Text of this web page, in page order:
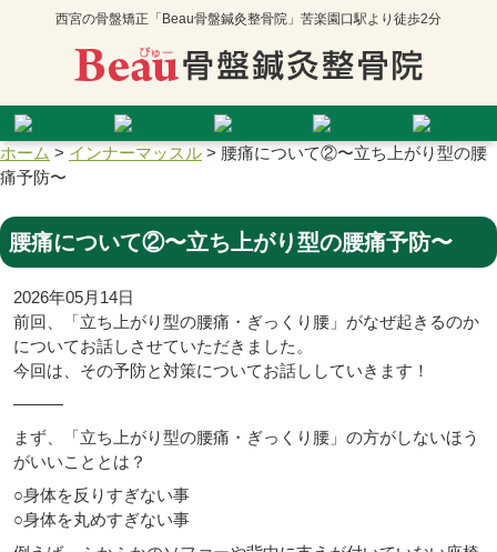
西宮の骨盤矯正「Beau骨盤鍼灸整骨院」苦楽園口駅より徒歩2分
ホーム > インナーマッスル > 腰痛について②〜立ち上がり型の腰
痛予防〜
腰痛について②〜立ち上がり型の腰痛予防〜
2026年05月14日
前回、「立ち上がり型の腰痛・ぎっくり腰」がなぜ起きるのか
についてお話しさせていただきました。
今回は、その予防と対策についてお話ししていきます！
———
まず、「立ち上がり型の腰痛・ぎっくり腰」の方がしないほう
がいいこととは？
○身体を反りすぎない事
○身体を丸めすぎない事